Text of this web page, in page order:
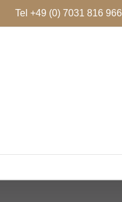
Tel +49 (0) 7031 816 966